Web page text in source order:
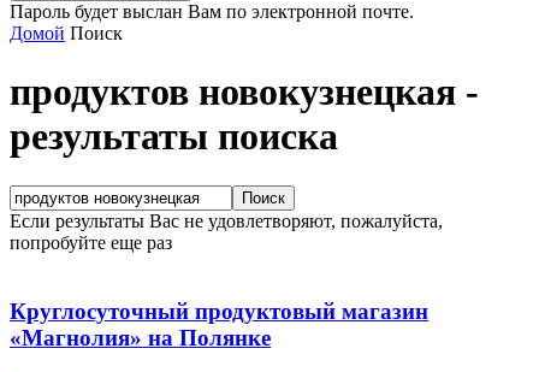
Пароль будет выслан Вам по электронной почте.
Домой Поиск
продуктов новокузнецкая -
результаты поиска
Если результаты Вас не удовлетворяют, пожалуйста,
попробуйте еще раз
Круглосуточный продуктовый магазин
«Магнолия» на Полянке